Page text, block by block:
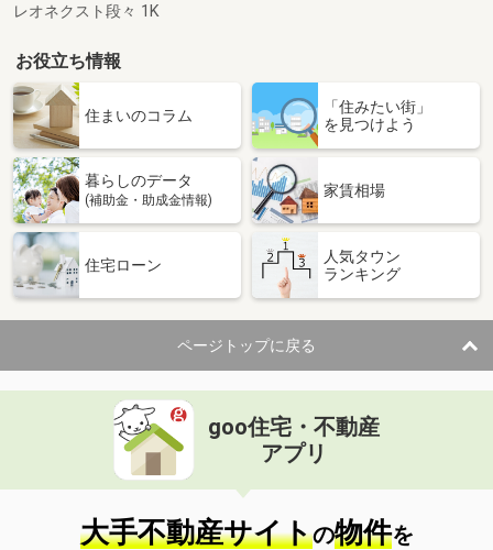
レオネクスト段々 1K
お役立ち情報
住まいのコラム
「住みたい街」
を見つけよう
暮らしのデータ
(補助金・助成金情報)
家賃相場
住宅ローン
人気タウン
ランキング
ページトップに戻る
goo住宅・不動産
アプリ
大手不動産サイトの物件を